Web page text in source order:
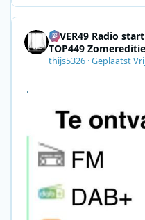
4EVER49 Radio
TOP449 Zomereditie
thijs5326 ·Geplaatst
.